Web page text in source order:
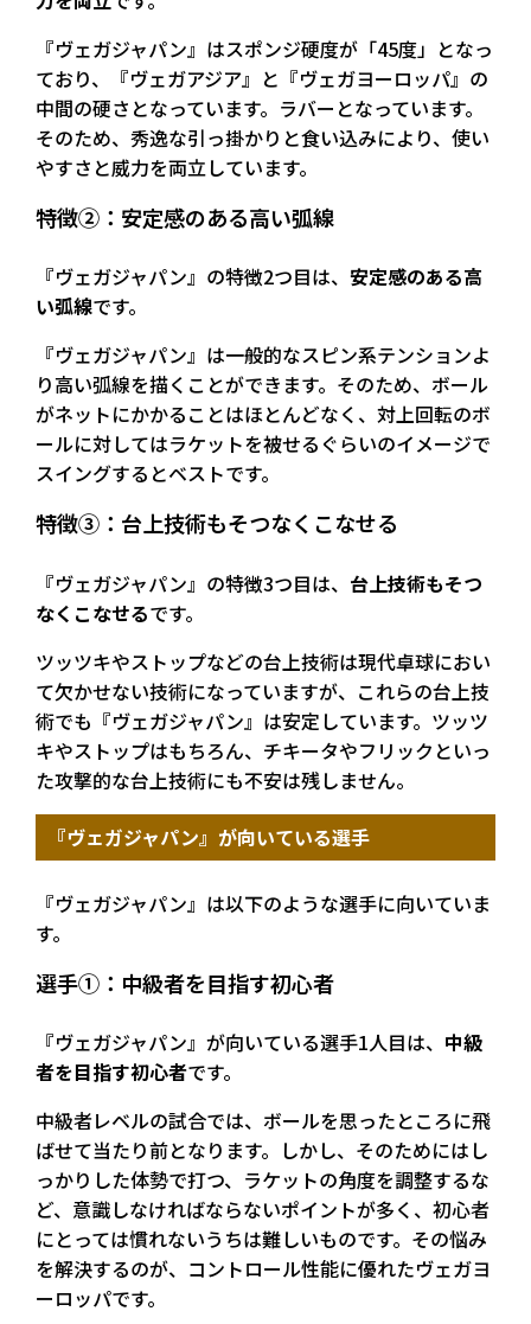
『ヴェガジャパン』はスポンジ硬度が「45度」となっ
ており、『ヴェガアジア』と『ヴェガヨーロッパ』の
中間の硬さとなっています。ラバーとなっています。
そのため、秀逸な引っ掛かりと食い込みにより、使い
やすさと威力を両立しています。
特徴②：安定感のある高い弧線
『ヴェガジャパン』の特徴2つ目は、 安定感のある高
い弧線です。
『ヴェガジャパン』は一般的なスピン系テンションよ
り高い弧線を描くことができます。そのため、ボール
がネットにかかることはほとんどなく、対上回転のボ
ールに対してはラケットを被せるぐらいのイメージで
スイングするとベストです。
特徴③：台上技術もそつなくこなせる
『ヴェガジャパン』の特徴3つ目は、 台上技術もそつ
なくこなせるです。
ツッツキやストップなどの台上技術は現代卓球におい
て欠かせない技術になっていますが、これらの台上技
術でも『ヴェガジャパン』は安定しています。ツッツ
キやストップはもちろん、チキータやフリックといっ
た攻撃的な台上技術にも不安は残しません。
『ヴェガジャパン』が向いている選手
『ヴェガジャパン』は以下のような選手に向いていま
す。
選手①：中級者を目指す初心者
『ヴェガジャパン』が向いている選手1人目は、 中級
者を目指す初心者です。
中級者レベルの試合では、ボールを思ったところに飛
ばせて当たり前となります。しかし、そのためにはし
っかりした体勢で打つ、ラケットの角度を調整するな
ど、意識しなければならないポイントが多く、初心者
にとっては慣れないうちは難しいものです。その悩み
を解決するのが、コントロール性能に優れたヴェガヨ
ーロッパです。